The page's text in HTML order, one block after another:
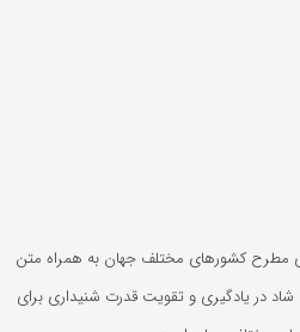
مطرح کشورهای مختلف جهان به همراه متن
در یادگیری و تقویت قدرت شنیداری برای